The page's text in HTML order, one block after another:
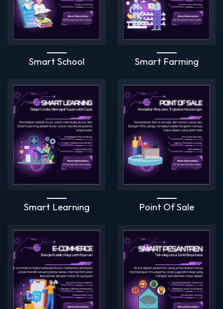
Smart School Smart Farming
Smart Learning Point Of Sale